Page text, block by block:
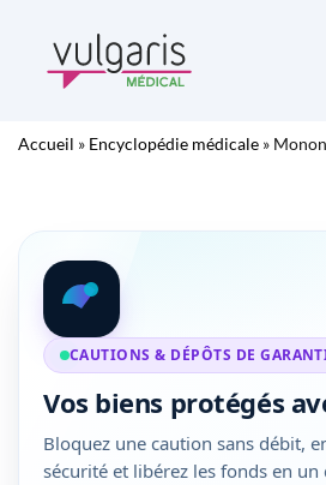
contenu
Accueil » Encyclopédie médicale »
CAUTIONS & DÉPÔTS DE
Vos biens protégés
Bloquez une caution sans débit,
sécurité et libérez les fonds en